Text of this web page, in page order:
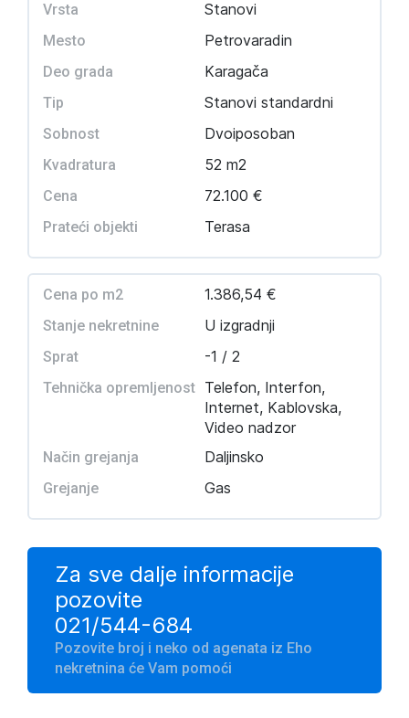
Vrsta Stanovi
Mesto Petrovaradin
Deo grada Karagača
Tip Stanovi standardni
Sobnost Dvoiposoban
Kvadratura 52 m2
Cena 72.100 €
Prateći objekti Terasa
Cena po m2 1.386,54 €
Stanje nekretnine U izgradnji
Sprat -1 / 2
Tehnička opremljenost Telefon, Interfon,
Internet, Kablovska,
Video nadzor
Način grejanja Daljinsko
Grejanje Gas
Za sve dalje informacije
pozovite
021/544-684
Pozovite broj i neko od agenata iz Eho
nekretnina će Vam pomoći